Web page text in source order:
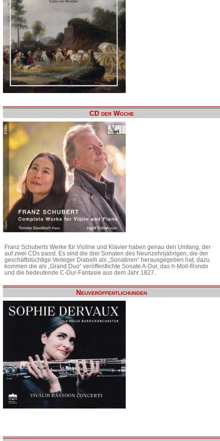
CD der Woche
Franz Schuberts Werke für Violine und Klavier haben genau den Umfang, der
auf zwei CDs passt. Es sind die drei Sonaten des Neunzehnjährigen, die der
geschäftstüchtige Verleger Diabelli als „Sonatinen“ herausgegeben hat, dazu
kommen die als „Grand Duo“ veröffentlichte Sonate A-Dur, das h-Moll-Rondo
und die bedeutende C-Dur-Fantasie aus dem Jahr 1827.
Neuveröffentlichungen